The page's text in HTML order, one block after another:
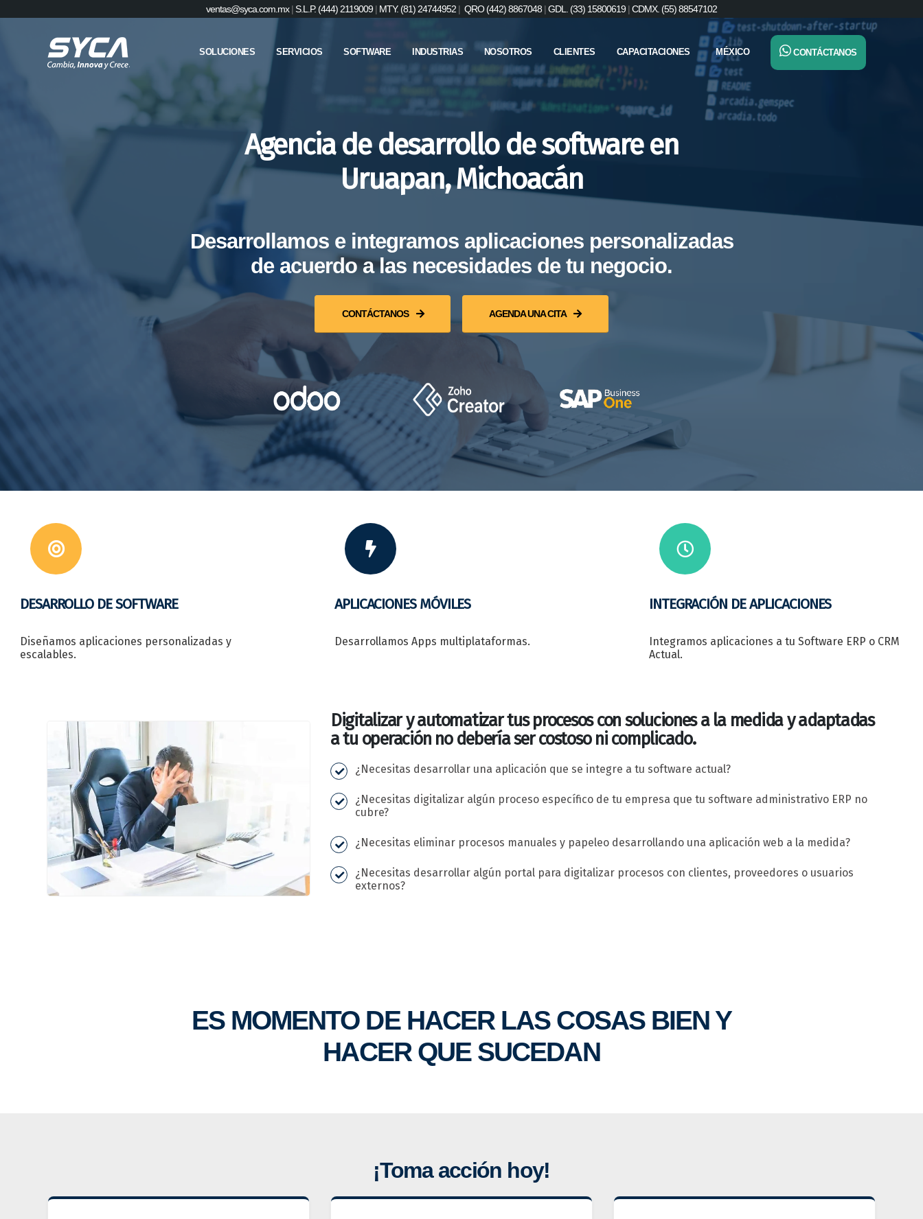
ventas@syca.com.mx|S.L.P. (444) 2119009 | MTY. (81) 24744952 | QRO (442) 8867048 |GDL. (33) 15800619 |CDMX. (55) 88547102
SOLUCIONES SERVICIOS SOFTWARE INDUSTRIAS NOSOTROS CLIENTES CAPACITACIONES MÉXICO CONTÁCTANOS
Agencia de desarrollo de software en
Uruapan, Michoacán
Desarrollamos e integramos aplicaciones personalizadas
de acuerdo a las necesidades de tu negocio.
CONTÁCTANOS AGENDA UNA CITA
DESARROLLO DE SOFTWARE
Diseñamos aplicaciones personalizadas y
escalables.
APLICACIONES MÓVILES
Desarrollamos Apps multiplataformas.
INTEGRACIÓN DE APLICACIONES
Integramos aplicaciones a tu Software ERP o CRM
Actual.
Digitalizar y automatizar tus procesos con soluciones a la medida y adaptadas
a tu operación no debería ser costoso ni complicado.
¿Necesitas desarrollar una aplicación que se integre a tu software actual?
¿Necesitas digitalizar algún proceso específico de tu empresa que tu software administrativo ERP no
cubre?
¿Necesitas eliminar procesos manuales y papeleo desarrollando una aplicación web a la medida?
¿Necesitas desarrollar algún portal para digitalizar procesos con clientes, proveedores o usuarios
externos?
ES MOMENTO DE HACER LAS COSAS BIEN Y
HACER QUE SUCEDAN
¡Toma acción hoy!